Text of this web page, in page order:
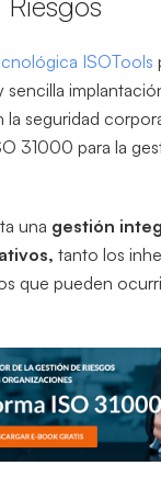
ISOTools
la seguridad
31000 para la
una gestión
tanto los
que pueden